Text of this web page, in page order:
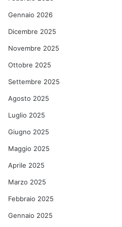
Gennaio 2026
Dicembre 2025
Novembre 2025
Ottobre 2025
Settembre 2025
Agosto 2025
Luglio 2025
Giugno 2025
Maggio 2025
Aprile 2025
Marzo 2025
Febbraio 2025
Gennaio 2025